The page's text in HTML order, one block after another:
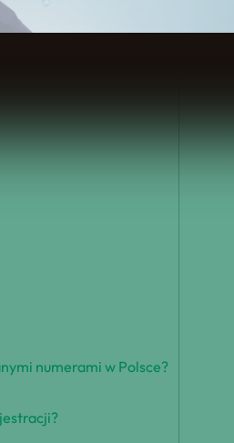
numerami w Polsce?